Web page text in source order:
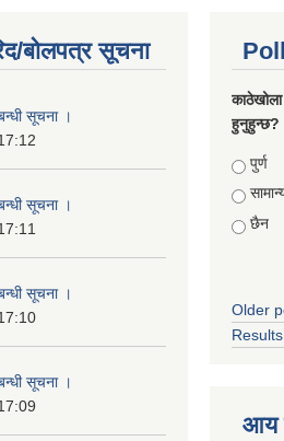
बोलपत्र सूचना
सूचना ।
सूचना ।
सूचना ।
सूचना ।
Poll
हुनुहुन्छ?
Choices
पुर्ण
छैन
Older
Results
आय